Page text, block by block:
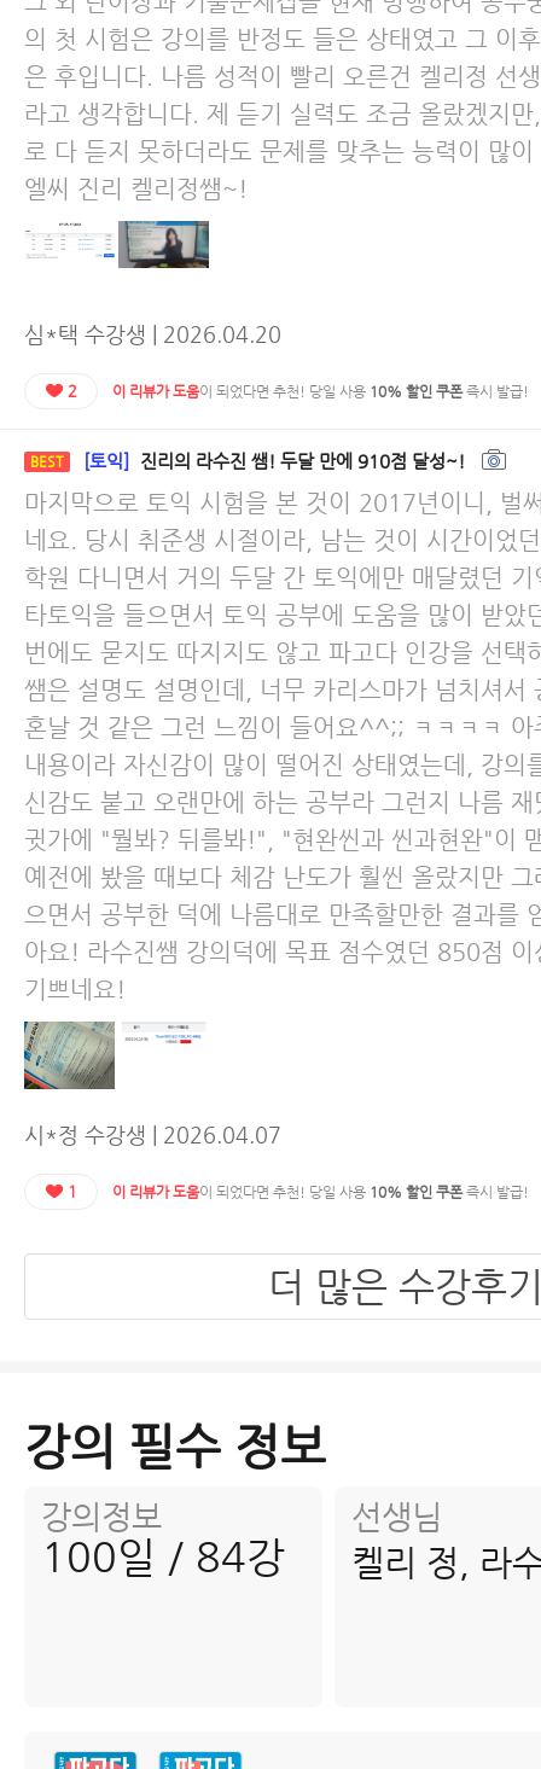
의 첫 시험은 강의를 반정도 들은 상태였고 그 이
은 후입니다. 나름 성적이 빨리 오른건 켈리정 선
라고 생각합니다. 제 듣기 실력도 조금 올랐겠지
로 다 듣지 못하더라도 문제를 맞추는 능력이 많
엘씨 진리 켈리정쌤~!
심*택 수강생 | 2026.04.20
2 이 리뷰가 도움이 되었다면 추천! 당일 사용 10% 할인 쿠폰즉시 발급!
BEST [토익] 진리의 라수진 쌤! 두달 만에 910점 달성~!
마지막으로 토익 시험을 본 것이 2017년이니, 벌
네요. 당시 취준생 시절이라, 남는 것이 시간이었
학원 다니면서 거의 두달 간 토익에만 매달렸던
타토익을 들으면서 토익 공부에 도움을 많이 받았
번에도 묻지도 따지지도 않고 파고다 인강을 선택
쌤은 설명도 설명인데, 너무 카리스마가 넘치셔서
혼날 것 같은 그런 느낌이 들어요^^;; ㅋㅋㅋㅋ 아
내용이라 자신감이 많이 떨어진 상태였는데, 강의
신감도 붙고 오랜만에 하는 공부라 그런지 나름
귓가에 "뭘봐? 뒤를봐!", "현완씬과 씬과현완"이
예전에 봤을 때보다 체감 난도가 훨씬 올랐지만
으면서 공부한 덕에 나름대로 만족할만한 결과를
아요! 라수진쌤 강의덕에 목표 점수였던 850점
기쁘네요!
시*정 수강생 | 2026.04.07
1 이 리뷰가 도움이 되었다면 추천! 당일 사용 10% 할인 쿠폰즉시 발급!
더 많은 수강후
강의 필수 정보
강의정보
100일 / 84강
선생님
켈리 정, 라